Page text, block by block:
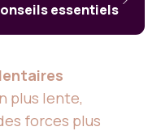
essentiels
plus lente,
forces plus